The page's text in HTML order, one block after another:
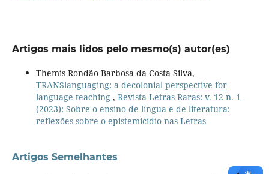
Artigos mais lidos pelo mesmo(s) autor(es)
Themis Rondão Barbosa da Costa Silva,
TRANSlanguaging: a decolonial perspective for
language teaching , Revista Letras Raras: v. 12 n. 1
(2023): Sobre o ensino de língua e de literatura:
reflexões sobre o epistemicídio nas Letras
Artigos Semelhantes